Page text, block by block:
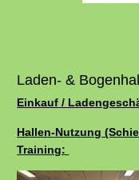
Laden- &
Einkauf /
Hallen-Nutzung
Training: